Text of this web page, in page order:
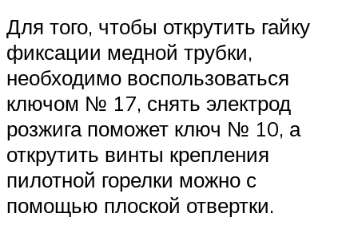
Для того, чтобы открутить гайку
фиксации медной трубки,
необходимо воспользоваться
ключом № 17, снять электрод
розжига поможет ключ № 10, а
открутить винты крепления
пилотной горелки можно с
помощью плоской отвертки.